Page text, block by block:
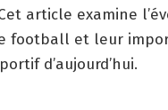
article examine
football et leur
d’aujourd’hui.